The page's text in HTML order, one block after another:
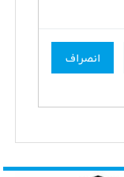
انصراف